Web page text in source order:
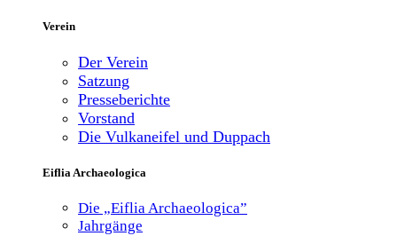
Verein
Der Verein
Satzung
Presseberichte
Vorstand
Die Vulkaneifel und Duppach
Eiflia Archaeologica
Die „Eiflia Archaeologica”
Jahrgänge